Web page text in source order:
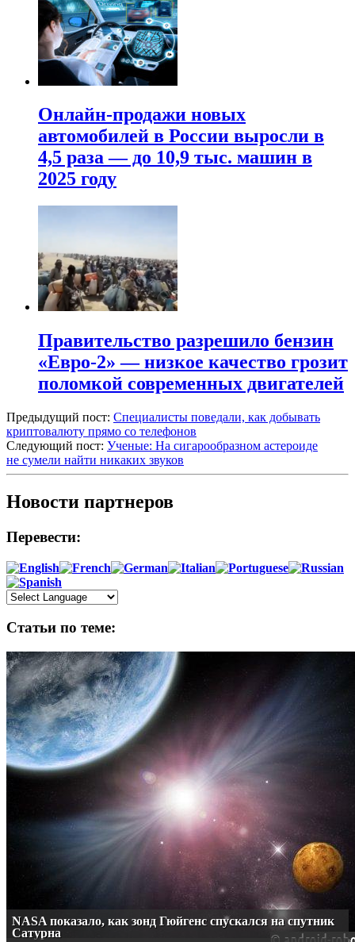
Онлайн-продажи новых
автомобилей в России выросли в
4,5 раза — до 10,9 тыс. машин в
2025 году
Правительство разрешило бензин
«Евро-2» — низкое качество грозит
поломкой современных двигателей
Предыдущий пост: Специалисты поведали, как добывать
криптовалюту прямо со телефонов
Следующий пост: Ученые: На сигарообразном астероиде
не сумели найти никаких звуков
Новости партнеров
Перевести:
Статьи по теме:
NASA показало, как зонд Гюйгенс спускался на спутник
Сатурна